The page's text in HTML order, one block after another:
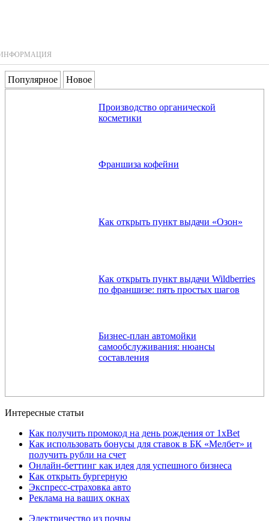
Популярное Новое
Производство органической
косметики
Франшиза кофейни
Как открыть пункт выдачи «Озон»
Как открыть пункт выдачи Wildberries
по франшизе: пять простых шагов
Бизнес-план автомойки
самообслуживания: нюансы
составления
Интересные статьи
Как получить промокод на день рождения от 1xBet
Как использовать бонусы для ставок в БК «Мелбет» и
получить рубли на счет
Онлайн-беттинг как идея для успешного бизнеса
Как открыть бургерную
Экспресс-страховка авто
Реклама на ваших окнах
Электричество из почвы